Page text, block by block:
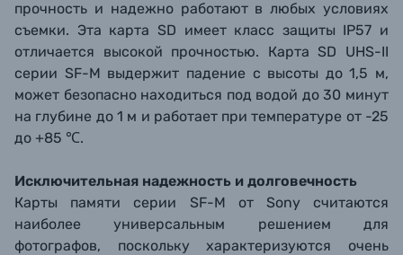
прочность и надежно работают в любых условиях
съемки. Эта карта SD имеет класс защиты IP57 и
отличается высокой прочностью. Карта SD UHS-II
серии SF-M выдержит падение с высоты до 1,5 м,
может безопасно находиться под водой до 30 минут
на глубине до 1 м и работает при температуре от -25
до +85 ℃.
Исключительная надежность и долговечность
Карты памяти серии SF-M от Sony считаются
наиболее универсальным решением для
фотографов, поскольку характеризуются очень